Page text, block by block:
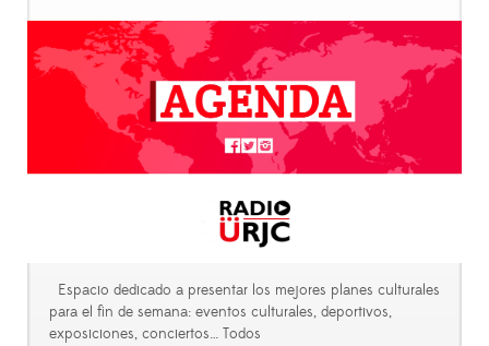
Espacio dedicado a presentar los mejores planes culturales
para el fin de semana: eventos culturales, deportivos,
exposiciones, conciertos… Todos